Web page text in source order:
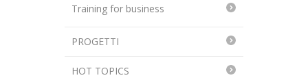
Training for business
PROGETTI
HOT TOPICS